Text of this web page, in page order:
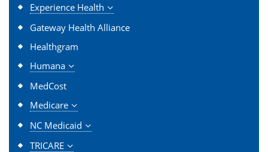
Experience Health
Gateway Health Alliance
Healthgram
Humana
MedCost
Medicare
NC Medicaid
TRICARE